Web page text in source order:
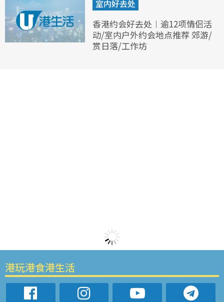
室内好去处
香港约会好去处︱逾12项情侣活
动/室内户外约会地点推荐 郊游/
赏日落/工作坊
港玩港食港生活